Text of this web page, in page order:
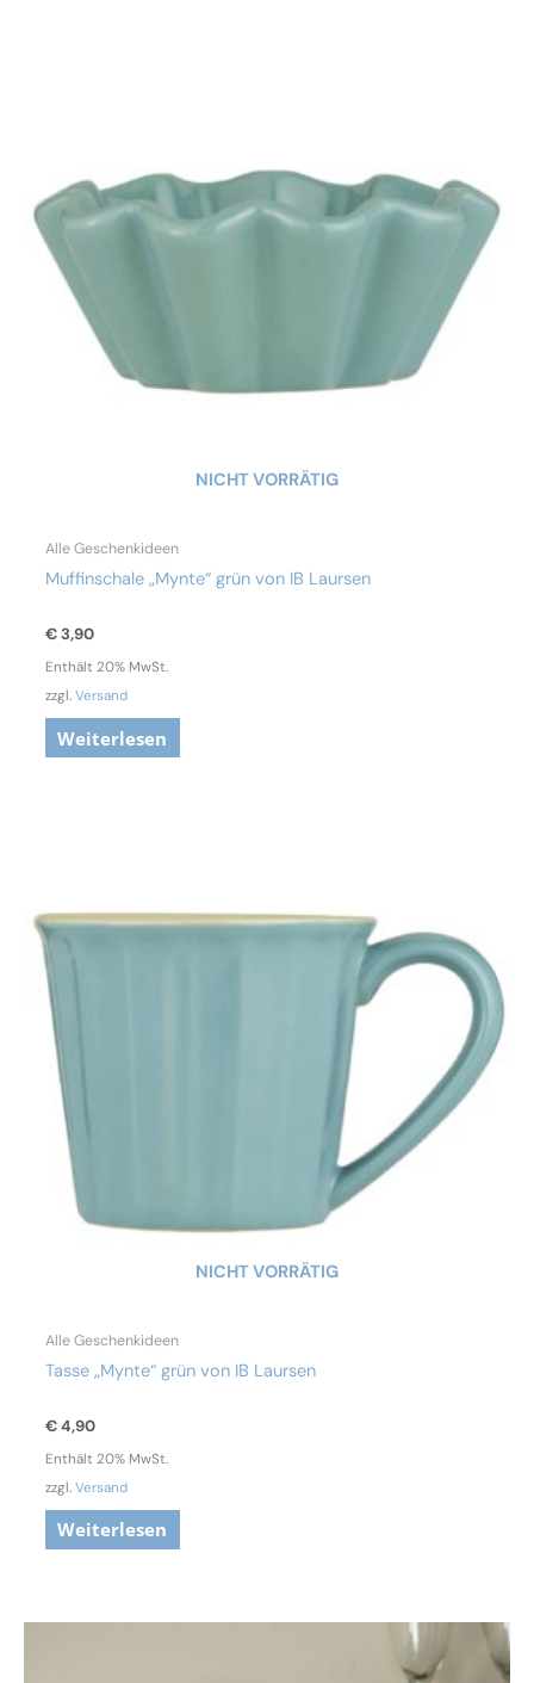
NICHT VORRÄTIG
Alle Geschenkideen
Muffinschale „Mynte“ grün von IB Laursen
€3,90
Enthält 20% MwSt.
zzgl.Versand
Weiterlesen
NICHT VORRÄTIG
Alle Geschenkideen
Tasse „Mynte“ grün von IB Laursen
€4,90
Enthält 20% MwSt.
zzgl.Versand
Weiterlesen